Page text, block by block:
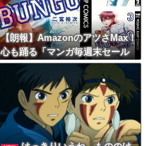
日本旅行キャンセルすべきか…1万年ぶり史上最大級の火山の兆し＝韓国の反応
海外「おめでとうタキ！」リヴァプール南野がバースデーゴール！！
Powered by livedoor 相互RSS
【朗報】AmazonのアツさMax！
心も踊る「マンガ毎週末セール
（50%還元）」2日目襲来！